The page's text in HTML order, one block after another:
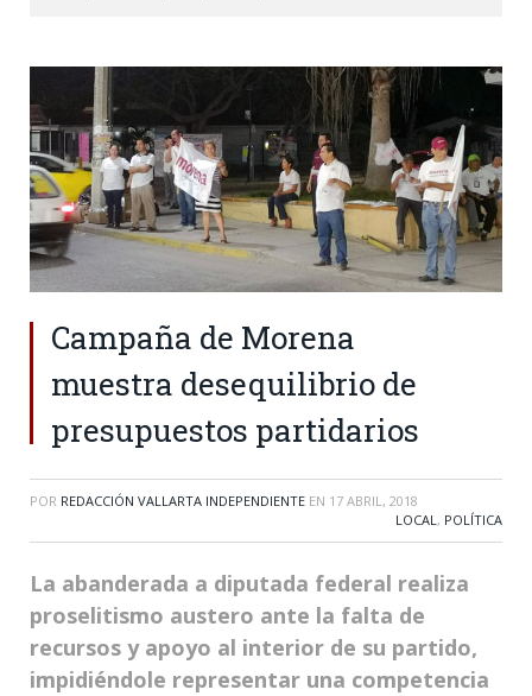
Campaña de Morena
muestra desequilibrio de
presupuestos partidarios
POR REDACCIÓN VALLARTA INDEPENDIENTE EN 17 ABRIL, 2018
LOCAL, POLÍTICA
La abanderada a diputada federal realiza
proselitismo austero ante la falta de
recursos y apoyo al interior de su partido,
impidiéndole representar una competencia